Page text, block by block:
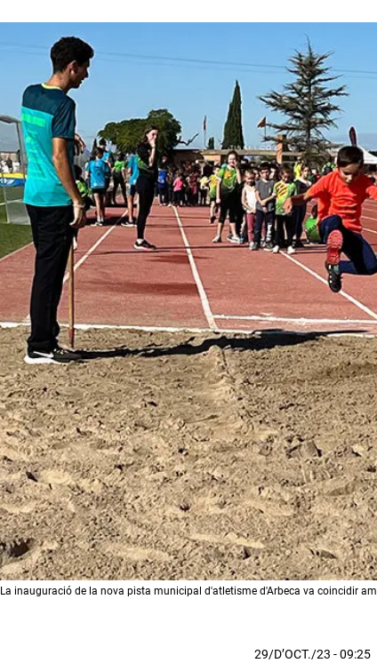
La inauguració de la nova pista municipal d'atletisme d'Arbeca va coincidir
29/D’OCT./23 - 09:25